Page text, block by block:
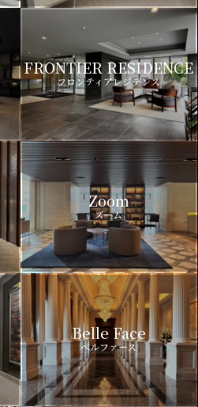
FRONTIER RESIDENCE
フロンティアレジデンス
Zoom
ズーム
Belle Face
ベルファース